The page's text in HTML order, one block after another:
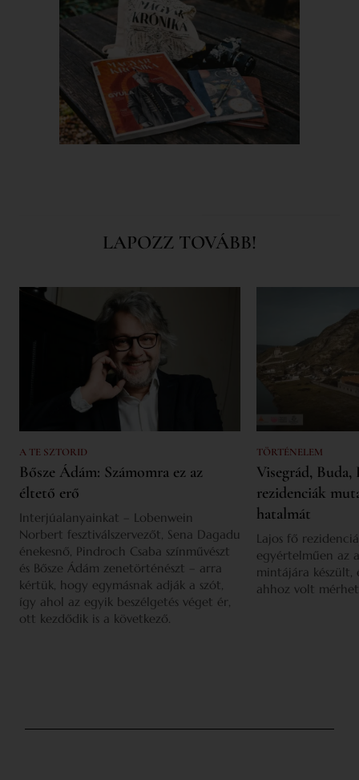
LAPOZZ TOVÁBB!
A TE SZTORID
Bősze Ádám: Számomra ez az
éltető erő
Interjúalanyainkat – Lobenwein
Norbert fesztiválszervezőt, Sena Dagadu
énekesnő, Pindroch Csaba színművészt
és Bősze Ádám zenetörténészt – arra
kértük, hogy egymásnak adják a szót,
így ahol az egyik beszélgetés véget ér,
ott kezdődik is a következő.
TÖRTÉNELEM
Visegrád,
rezidenciák
hatalmát
Lajos fő
egyértelműen az
mintájára készült,
ahhoz volt